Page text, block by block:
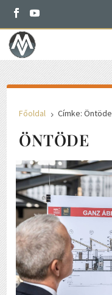
Főoldal 5 Címke: Öntöde
ÖNTÖDE